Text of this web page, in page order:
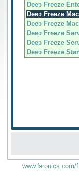
Deep Freeze
Deep Freeze Mac
Deep Freeze
Deep Freeze
Deep Freeze
Deep Freeze
www.faronics.com/